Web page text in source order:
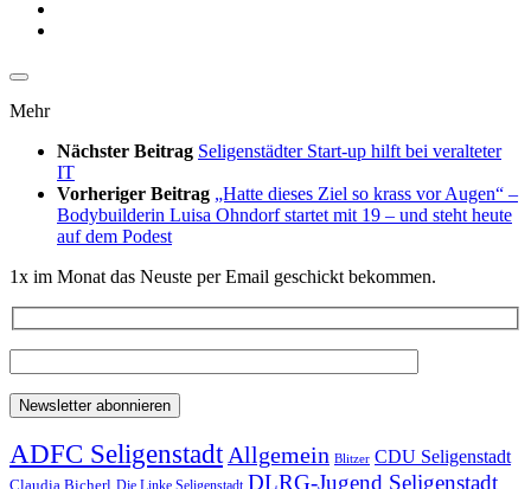
Mehr
Nächster Beitrag Seligenstädter Start-up hilft bei veralteter
IT
Vorheriger Beitrag „Hatte dieses Ziel so krass vor Augen“ –
Bodybuilderin Luisa Ohndorf startet mit 19 – und steht heute
auf dem Podest
1x im Monat das Neuste per Email geschickt bekommen.
ADFC SeligenstadtAllgemein Blitzer CDU Seligenstadt
Claudia Bicherl DLRG-Jugend Seligenstadt